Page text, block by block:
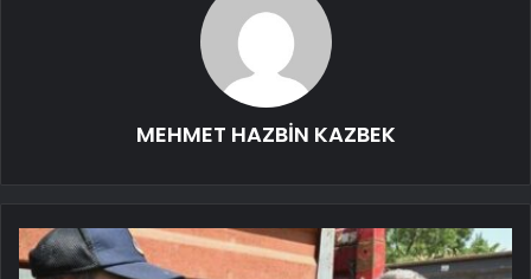
MEHMET HAZBİN KAZBEK